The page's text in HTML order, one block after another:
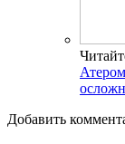
Добавить